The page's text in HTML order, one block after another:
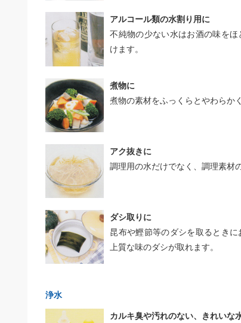
アルコール類の水割り用に
不純物の少ない水はお酒の味を
けます。
煮物に
煮物の素材をふっくらとやわらか
アク抜きに
調理用の水だけでなく、調理素材
ダシ取りに
昆布や鰹節等のダシを取るとき
上質な味のダシが取れます。
浄水
カルキ臭や汚れのない、きれいな